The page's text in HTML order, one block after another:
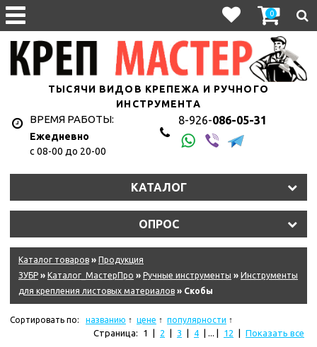
0
ТЫСЯЧИ ВИДОВ КРЕПЕЖА И РУЧНОГО
ИНСТРУМЕНТА
ВРЕМЯ РАБОТЫ:
Ежедневно
с 08-00 до 20-00
8-926-086-05-31
КАТАЛОГ
ОПРОС
Каталог товаров » Продукция
ЗУБР » Каталог_МастерПро » Ручные инструменты » Инструменты
для крепления листовых материалов » Скобы
Сортировать по: названию цене популярности
Страница: 1 2 3 4 | ... | 12 Показать все